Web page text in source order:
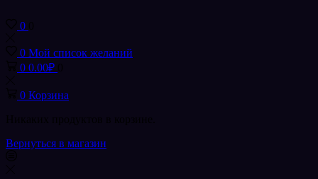
0
0 Мой список желаний
0 0.00₽
0 Корзина
Вернуться в магазин